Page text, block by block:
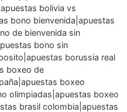
bolivia vs
bono bienvenida|apuestas
de bienvenida sin
bono sin
borussia real
boxeo de
boxeo
olimpiadas|apuestas boxeo
brasil colombia|apuestas